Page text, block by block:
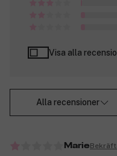
Visa alla
Alla recensioner
Marie